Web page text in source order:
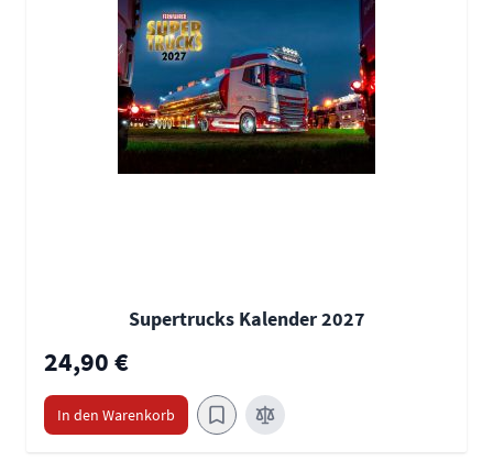
Supertrucks Kalender 2027
24,90 €
In den Warenkorb